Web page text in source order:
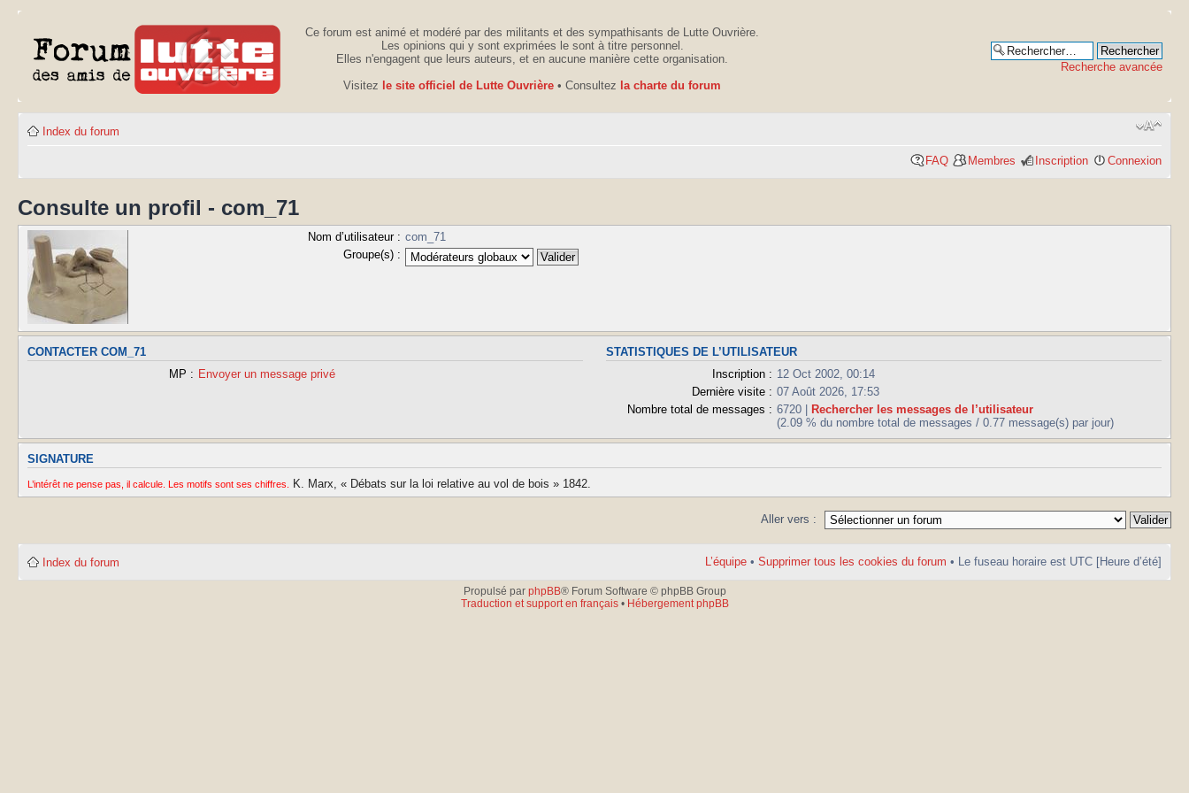
Ce forum est animé et modéré par des militants et des sympathisants de Lutte Ouvrière.
Les opinions qui y sont exprimées le sont à titre personnel.
Elles n'engagent que leurs auteurs, et en aucune manière cette organisation.
Visitez le site officiel de Lutte Ouvrière • Consultez la charte du forum
Recherche avancée
Index du forum
FAQ Membres Inscription Connexion
Consulte un profil - com_71
Nom d’utilisateur : com_71
Groupe(s) :
CONTACTER COM_71
MP : Envoyer un message privé
STATISTIQUES DE L’UTILISATEUR
Inscription : 12 Oct 2002, 00:14
Dernière visite : 07 Août 2026, 17:53
Nombre total de messages : 6720 |Rechercher les messages de l’utilisateur
(2.09 % du nombre total de messages / 0.77 message(s) par jour)
SIGNATURE
L’intérêt ne pense pas, il calcule. Les motifs sont ses chiffres. K. Marx, « Débats sur la loi relative au vol de bois » 1842.
Aller vers :
Index du forum L’équipe • Supprimer tous les cookies du forum • Le fuseau horaire est UTC [Heure d’été]
Propulsé par phpBB® Forum Software © phpBB Group
Traduction et support en français• Hébergement phpBB